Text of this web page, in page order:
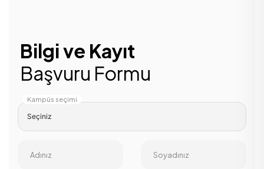
Bilgi ve Kayıt
Başvuru Formu
Kampüs seçimi
Adınız Soyadınız